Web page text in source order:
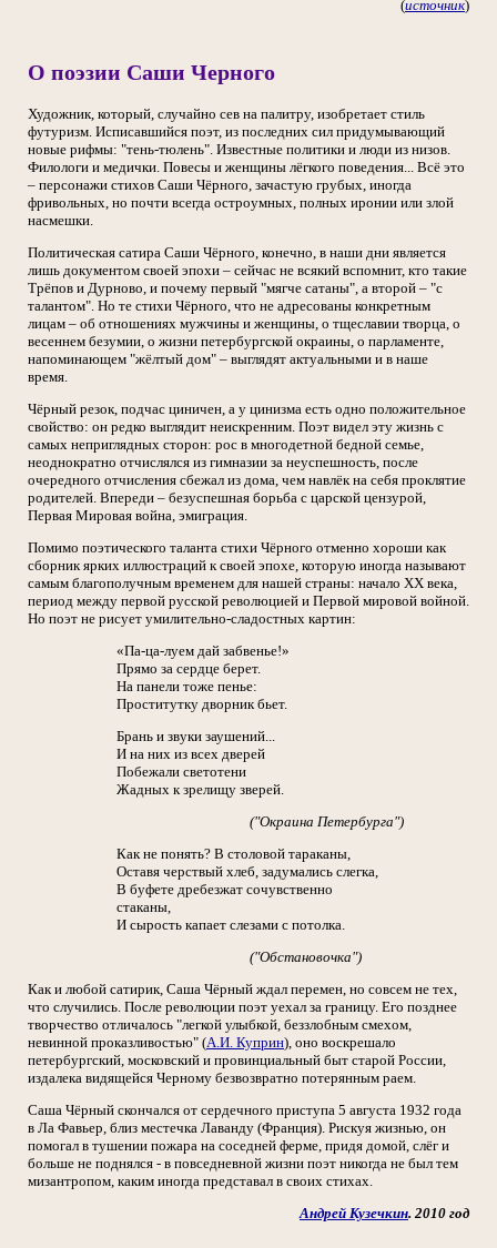
(источник)
О поэзии Саши Черного
Художник, который, случайно сев на палитру, изобретает стиль
футуризм. Исписавшийся поэт, из последних сил придумывающий
новые рифмы: "тень-тюлень". Известные политики и люди из низов.
Филологи и медички. Повесы и женщины лёгкого поведения... Всё это
– персонажи стихов Саши Чёрного, зачастую грубых, иногда
фривольных, но почти всегда остроумных, полных иронии или злой
насмешки.
Политическая сатира Саши Чёрного, конечно, в наши дни является
лишь документом своей эпохи – сейчас не всякий вспомнит, кто такие
Трёпов и Дурново, и почему первый "мягче сатаны", а второй – "с
талантом". Но те стихи Чёрного, что не адресованы конкретным
лицам – об отношениях мужчины и женщины, о тщеславии творца, о
весеннем безумии, о жизни петербургской окраины, о парламенте,
напоминающем "жёлтый дом" – выглядят актуальными и в наше
время.
Чёрный резок, подчас циничен, а у цинизма есть одно положительное
свойство: он редко выглядит неискренним. Поэт видел эту жизнь с
самых неприглядных сторон: рос в многодетной бедной семье,
неоднократно отчислялся из гимназии за неуспешность, после
очередного отчисления сбежал из дома, чем навлёк на себя проклятие
родителей. Впереди – безуспешная борьба с царской цензурой,
Первая Мировая война, эмиграция.
Помимо поэтического таланта стихи Чёрного отменно хороши как
сборник ярких иллюстраций к своей эпохе, которую иногда называют
самым благополучным временем для нашей страны: начало XX века,
период между первой русской революцией и Первой мировой войной.
Но поэт не рисует умилительно-сладостных картин:
«Па-ца-луем дай забвенье!»
Прямо за сердце берет.
На панели тоже пенье:
Проститутку дворник бьет.
Брань и звуки заушений...
И на них из всех дверей
Побежали светотени
Жадных к зрелищу зверей.
("Окраина Петербурга")
Как не понять? В столовой тараканы,
Оставя черствый хлеб, задумались слегка,
В буфете дребезжат сочувственно
стаканы,
И сырость капает слезами с потолка.
("Обстановочка")
Как и любой сатирик, Саша Чёрный ждал перемен, но совсем не тех,
что случились. После революции поэт уехал за границу. Его позднее
творчество отличалось "легкой улыбкой, беззлобным смехом,
невинной проказливостью" (А.И. Куприн), оно воскрешало
петербургский, московский и провинциальный быт старой России,
издалека видящейся Черному безвозвратно потерянным раем.
Саша Чёрный скончался от сердечного приступа 5 августа 1932 года
в Ла Фавьер, близ местечка Лаванду (Франция). Рискуя жизнью, он
помогал в тушении пожара на соседней ферме, придя домой, слёг и
больше не поднялся - в повседневной жизни поэт никогда не был тем
мизантропом, каким иногда представал в своих стихах.
Андрей Кузечкин. 2010 год